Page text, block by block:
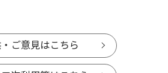
ご意見はこちら